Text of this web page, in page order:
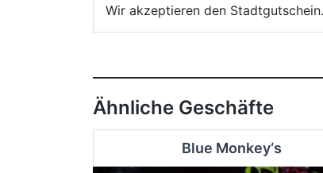
Wir akzeptieren den Stadtgutschein.
Ähnliche Geschäfte
Blue Monkey‘s